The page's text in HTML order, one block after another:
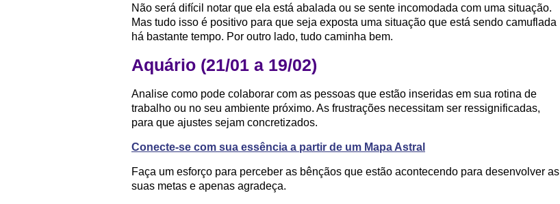
Não será difícil notar que ela está abalada ou se sente incomodada com uma situação.
Mas tudo isso é positivo para que seja exposta uma situação que está sendo camuflada
há bastante tempo. Por outro lado, tudo caminha bem.
Aquário (21/01 a 19/02)
Analise como pode colaborar com as pessoas que estão inseridas em sua rotina de
trabalho ou no seu ambiente próximo. As frustrações necessitam ser ressignificadas,
para que ajustes sejam concretizados.
Conecte-se com sua essência a partir de um Mapa Astral
Faça um esforço para perceber as bênçãos que estão acontecendo para desenvolver as
suas metas e apenas agradeça.